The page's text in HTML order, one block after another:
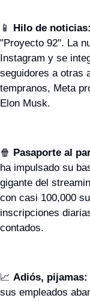
📱 Hilo de noticias:
"Proyecto 92". La
Instagram y se
seguidores a otras
tempranos, Meta
Elon Musk.
🍿 Pasaporte al
ha impulsado su
gigante del
con casi 100,000
inscripciones
contados.
📈 Adiós, pijamas:
sus empleados